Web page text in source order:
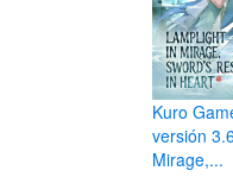
Kuro
versión
Mirage,...